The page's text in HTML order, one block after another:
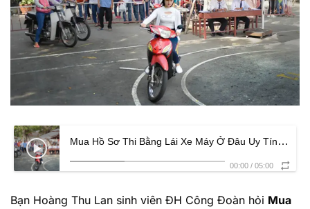
Mua Hồ Sơ Thi Bằng Lái Xe Máy Ở Đâu Uy Tín? – Bằng Cấp Uy Tín 365
00:00 / 05:00
Bạn Hoàng Thu Lan sinh viên ĐH Công Đoàn hỏi Mua